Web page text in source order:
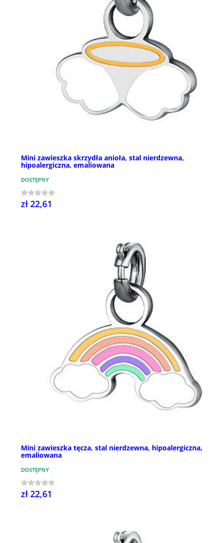
Mini zawieszka skrzydła anioła, stal nierdzewna,
hipoalergiczna, emaliowana
DOSTĘPNY
zł 22,61
Mini zawieszka tęcza, stal nierdzewna, hipoalergiczna,
emaliowana
DOSTĘPNY
zł 22,61